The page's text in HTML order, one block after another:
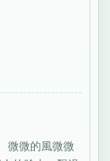
微微的風微微